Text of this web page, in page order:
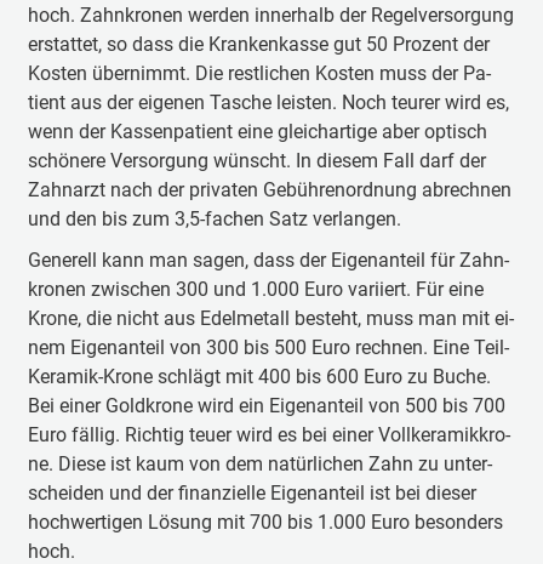
hoch. Zahn­kro­nen wer­den in­ner­halb der Re­gel­ver­sor­gung
er­stat­tet, so dass die Kran­ken­kasse gut 50 Pro­zent der
Kos­ten über­nimmt. Die rest­li­chen Kos­ten muss der Pa­
tient aus der ei­ge­nen Ta­sche leis­ten. Noch teu­rer wird es,
wenn der Kas­sen­pa­tient eine gleich­ar­tige aber op­tisch
schö­ne­re Ver­sor­gung wünscht. In die­sem Fall darf der
Zahn­arzt nach der pri­va­ten Ge­büh­ren­ord­nung ab­rech­nen
und den bis zum 3,5-fa­chen Satz ver­lan­gen.
Ge­ne­rell kann man sa­gen, dass der Ei­gen­an­teil für Zahn­
kro­nen zwi­schen 300 und 1.000 Euro va­ri­iert. Für eine
Kro­ne, die nicht aus Edel­me­tall be­steht, muss man mit ei­
nem Ei­gen­an­teil von 300 bis 500 Euro rech­nen. Eine Teil-
Ke­ra­mik-Kro­ne schlägt mit 400 bis 600 Euro zu Bu­che.
Bei ei­ner Gold­kro­ne wird ein Ei­gen­an­teil von 500 bis 700
Euro fäl­lig. Rich­tig teu­er wird es bei ei­ner Voll­ke­ra­mik­kro­
ne. Die­se ist kaum von dem na­tür­li­chen Zahn zu un­ter­
schei­den und der fi­nan­ziel­le Ei­gen­an­teil ist bei die­ser
hoch­wer­tig­en Lö­sung mit 700 bis 1.000 Euro be­son­ders
hoch.